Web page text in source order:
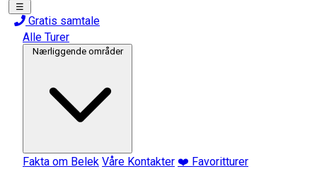
☰
Gratis samtale
Alle Turer
Nærliggende områder
Fakta om Belek Våre Kontakter ❤️ Favoritturer